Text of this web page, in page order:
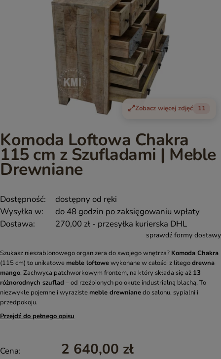
Zobacz więcej zdjęć 11
Komoda Loftowa Chakra
115 cm z Szufladami | Meble
Drewniane
Dostępność:
dostępny od ręki
Wysyłka w:
do 48 godzin po zaksięgowaniu wpłaty
Dostawa:
270,00 zł - przesyłka kurierska DHL
sprawdź formy dostawy
Szukasz nieszablonowego organizera do swojego wnętrza? Komoda Chakra
(115 cm) to unikatowe meble loftowewykonane w całości z litegodrewna
mango. Zachwyca patchworkowym frontem, na który składa się aż 13
różnorodnych szuflad – od rzeźbionych po okute industrialną blachą. To
niezwykle pojemne i wyraziste meble drewnianedo salonu, sypialni i
przedpokoju.
Przejdź do pełnego opisu
Cena: 2 640,00 zł